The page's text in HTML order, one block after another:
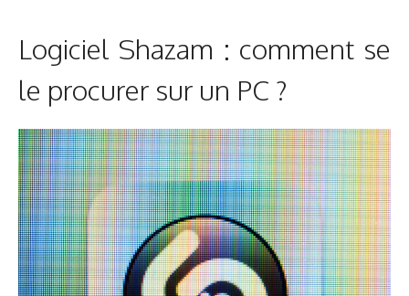
Logiciel Shazam : comment se
le procurer sur un PC ?